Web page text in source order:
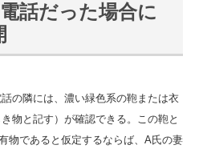
話だった場合に
の隣には、濃い緑色系の鞄または衣
物と記す）が確認できる。この鞄と
物であると仮定するならば、A氏の妻